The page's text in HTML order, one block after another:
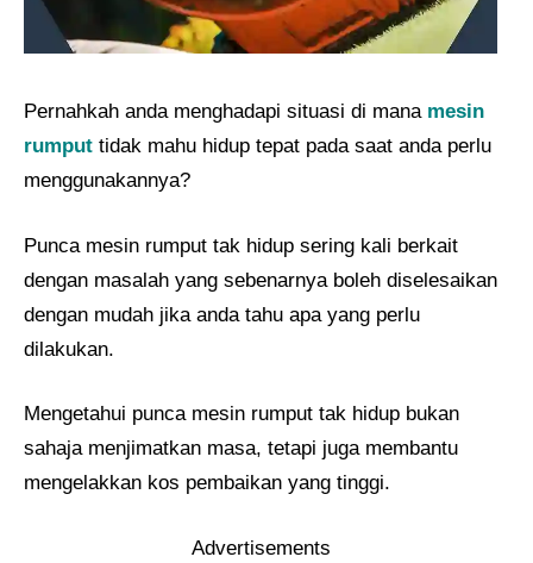
Pernahkah anda menghadapi situasi di mana mesin
rumput tidak mahu hidup tepat pada saat anda perlu
menggunakannya?
Punca mesin rumput tak hidup sering kali berkait
dengan masalah yang sebenarnya boleh diselesaikan
dengan mudah jika anda tahu apa yang perlu
dilakukan.
Mengetahui punca mesin rumput tak hidup bukan
sahaja menjimatkan masa, tetapi juga membantu
mengelakkan kos pembaikan yang tinggi.
Advertisements